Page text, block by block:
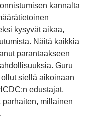
kannalta
kysyvät aikaa,
Näitä kaikkia
parantaakseen
Guru
siellä aikoinaan
edustajat,
parhaiten, millainen